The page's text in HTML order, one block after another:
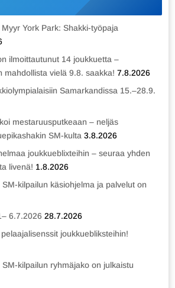
York Park: Shakki-työpaja
ilmoittautunut 14 joukkuetta –
mahdollista vielä 9.8. saakka! 7.8.2026
Samarkandissa 15.–28.9.
mestaruusputkeaan – neljäs
SM-kulta 3.8.2026
joukkueblixteihin – seuraa yhden
livenä! 1.8.2026
kilpailun käsiohjelma ja palvelut on
6.7.2026 28.7.2026
joukkuebliksteihin!
kilpailun ryhmäjako on julkaistu